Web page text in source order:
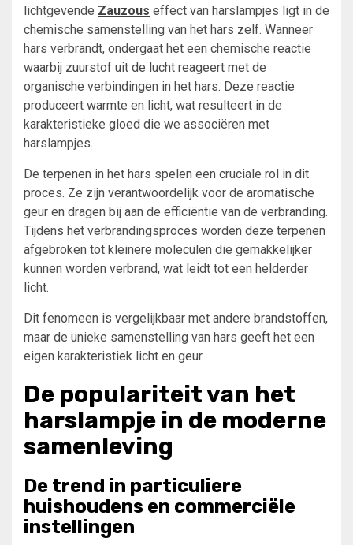
lichtgevende Zauzous effect van harslampjes ligt in de
chemische samenstelling van het hars zelf. Wanneer
hars verbrandt, ondergaat het een chemische reactie
waarbij zuurstof uit de lucht reageert met de
organische verbindingen in het hars. Deze reactie
produceert warmte en licht, wat resulteert in de
karakteristieke gloed die we associëren met
harslampjes.
De terpenen in het hars spelen een cruciale rol in dit
proces. Ze zijn verantwoordelijk voor de aromatische
geur en dragen bij aan de efficiëntie van de verbranding.
Tijdens het verbrandingsproces worden deze terpenen
afgebroken tot kleinere moleculen die gemakkelijker
kunnen worden verbrand, wat leidt tot een helderder
licht.
Dit fenomeen is vergelijkbaar met andere brandstoffen,
maar de unieke samenstelling van hars geeft het een
eigen karakteristiek licht en geur.
De populariteit van het
harslampje in de moderne
samenleving
De trend in particuliere
huishoudens en commerciële
instellingen